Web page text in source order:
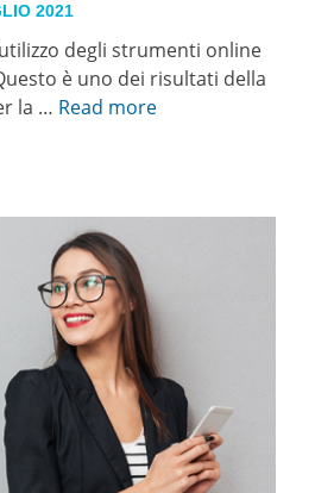
2021
degli strumenti online
è uno dei risultati della
la … Read more